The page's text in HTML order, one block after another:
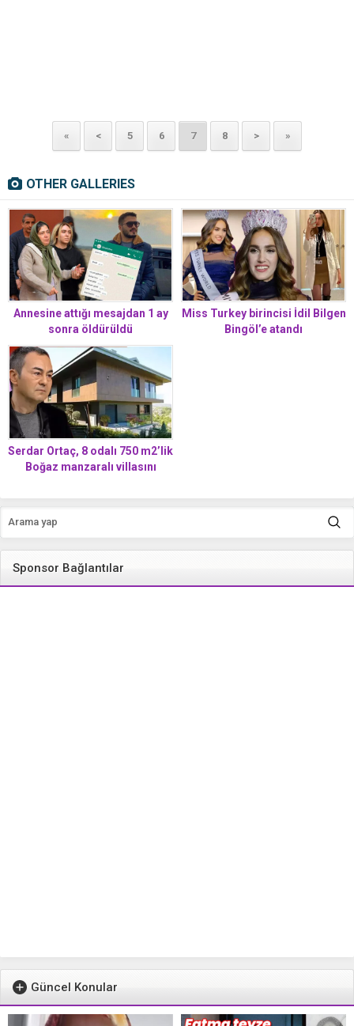
« < 5 6 7 8 > »
OTHER GALLERIES
Annesine attığı mesajdan 1 ay
sonra öldürüldü
Miss Turkey birincisi İdil Bilgen
Bingöl’e atandı
Serdar Ortaç, 8 odalı 750 m2’lik
Boğaz manzaralı villasını
Sponsor Bağlantılar
Güncel Konular